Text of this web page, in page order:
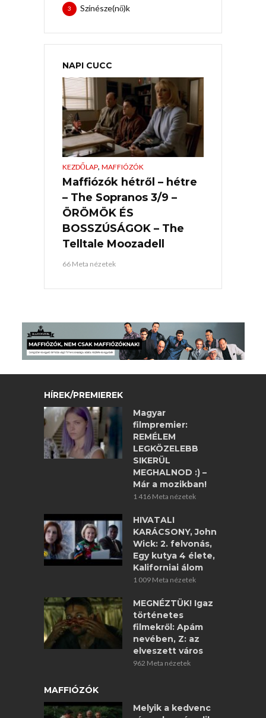
Színésze(nő)k
3
NAPI CUCC
KEZDŐLAP, MAFFIÓZÓK
Maffiózók hétről – hétre
– The Sopranos 3/9 –
ÖRÖMÖK ÉS
BOSSZÚSÁGOK – The
Telltale Moozadell
66 Meta nézetek
HÍREK/PREMIEREK
Magyar
filmpremier:
REMÉLEM
LEGKÖZELEBB
SIKERÜL
MEGHALNOD :) –
Már a mozikban!
1 416 Meta nézetek
HIVATALI
KARÁCSONY, John
Wick: 2. felvonás,
Egy kutya 4 élete,
Kaliforniai álom
1 009 Meta nézetek
MEGNÉZTÜK! Igaz
történetes
filmekről: Apám
nevében, Z: az
elveszett város
962 Meta nézetek
MAFFIÓZÓK
Melyik a kedvenc